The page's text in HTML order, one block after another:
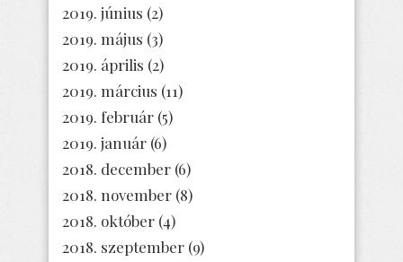
2019. június (2)
2019. május (3)
2019. április (2)
2019. március (11)
2019. február (5)
2019. január (6)
2018. december (6)
2018. november (8)
2018. október (4)
2018. szeptember (9)